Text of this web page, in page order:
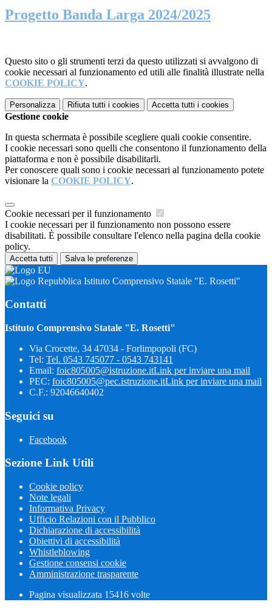
Progetto Banda Larga 2024/2025
Questo sito o gli strumenti terzi da questo utilizzati si avvalgono di
cookie necessari al funzionamento ed utili alle finalità illustrate nella
COOKIE POLICY.
Personalizza Rifiuta tutti i cookies Accetta tutti i cookies
Gestione cookie
In questa schermata è possibile scegliere quali cookie consentire.
I cookie necessari sono quelli che consentono il funzionamento della
piattaforma e non è possibile disabilitarli.
Per conoscere quali sono i cookie necessari al funzionamento potete
visionare la COOKIE POLICY.
Cookie necessari per il funzionamento
I cookie necessari per il funzionamento non possono essere
disabilitati. È possibile consultare l'elenco nella pagina della cookie
policy.
Accetta tutti Salva le preferenze
Istituto Comprensivo Statale "E. Rosetti"
Contatti
Istituto Comprensivo Statale "E. Rosetti"
Via Crocette, 34 47034 - Forlimpopoli (FC)
Tel: Tel. 0543 745077 - 0543 743141
Email: foic805005@istruzione.itLink per inviare una mail
PEC: foic805005@pec.istruzione.itLink per inviare una mail
C.F.: 92046640402
Seguici su
Facebook
Sezione Link Utili
Cookie policy
Note legali
Informativa Privacy
Ufficio Relazioni con il Pubblico
Dichiarazione di accessibilità
Obiettivi di accessibilità
Whistleblowing
Gestione consensi cookie
Amministrazione trasparente
Pagina visualizzata 15416 volte